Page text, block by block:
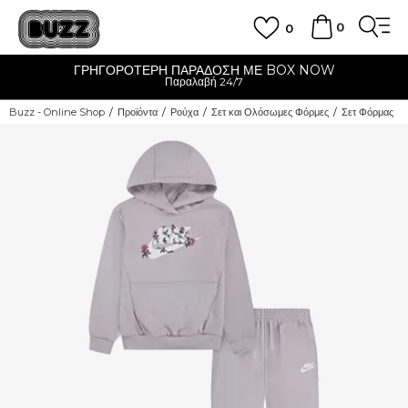
0
0
ΓΡΗΓΟΡΟΤΕΡΗ ΠΑΡΑΔΟΣΗ ΜΕ BOX NOW
Παραλαβή 24/7
Buzz - Online Shop Προϊόντα Ρούχα Σετ και Ολόσωμες Φόρμες Σετ Φόρμας